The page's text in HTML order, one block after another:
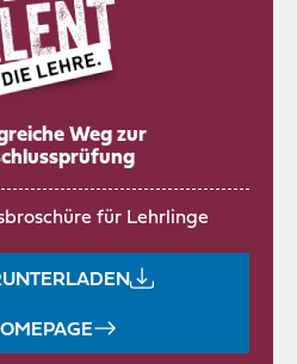
Weg zur
für Lehrlinge